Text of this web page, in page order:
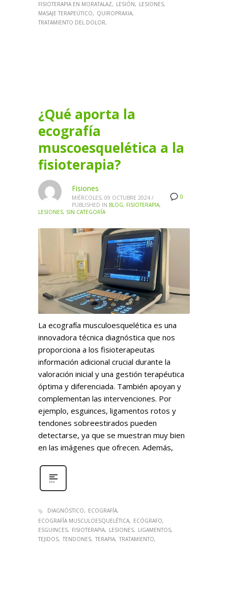
FISIOTERAPIA EN MORATALAZ
LESIÓN
LESIONES
MASAJE TERAPEÚTICO
QUIROPRAXIA
TRATAMIENTO DEL DOLOR
¿Qué aporta la
ecografía
muscoesquelética a la
fisioterapia?
0
Fisiones
MIÉRCOLES, 09 OCTUBRE 2024 /
PUBLISHED IN BLOG, FISIOTERAPIA,
LESIONES, SIN CATEGORÍA
La ecografía musculoesquelética es una
innovadora técnica diagnóstica que nos
proporciona a los fisioterapeutas
información adicional crucial durante la
valoración inicial y una gestión terapéutica
óptima y diferenciada. También apoyan y
complementan las intervenciones. Por
ejemplo, esguinces, ligamentos rotos y
tendones sobreestirados pueden
detectarse, ya que se muestran muy bien
en las imágenes que ofrecen. Además,
DIAGNÓSTICO
ECOGRAFÍA
ECOGRAFÍA MUSCULOESQUELÉTICA
ECÓGRAFO
ESGUINCES
FISIOTERAPIA LESIONES
LIGAMENTOS
TEJIDOS TENDONES TERAPIA TRATAMIENTO